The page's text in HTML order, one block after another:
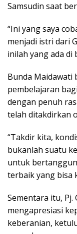
Samsudin saat
“Ini yang saya
menjadi istri dari
inilah yang ada di
Bunda Maidawati
pembelajaran
dengan penuh
telah ditakdirkan
“Takdir kita,
bukanlah suatu
untuk
terbaik yang bisa
Sementara itu,
mengapresiasi
keberanian,